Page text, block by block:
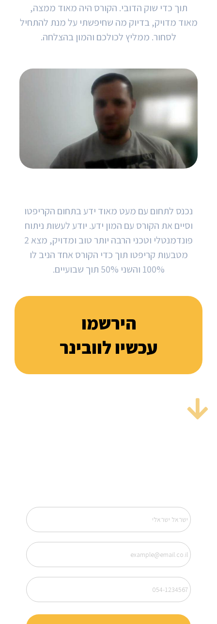
תוך כדי שוק הדובי. הקורס היה מאוד ממצה,
מאוד מדויק, בדיוק מה שחיפשתי על מנת להתחיל
לסחור. ממליץ לכולכם והמון בהצלחה.
נכנס לתחום עם מעט מאוד ידע בתחום הקריפטו
וסיים את הקורס עם המון ידע. יודע לעשות ניתוח
פונדמנטלי וטכני הרבה יותר טוב ומדויק, מצא 2
מטבעות קריפטו תוך כדי הקורס אחד הניב לו
100% והשני 50% תוך שבועיים.
הירשמו
עכשיו לוובינר